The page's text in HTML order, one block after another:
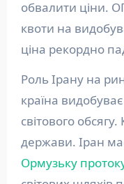
обвалити ціни.
квоти на
ціна рекордно
Роль Ірану на
країна
світового
держави. Іран
Ормузьку